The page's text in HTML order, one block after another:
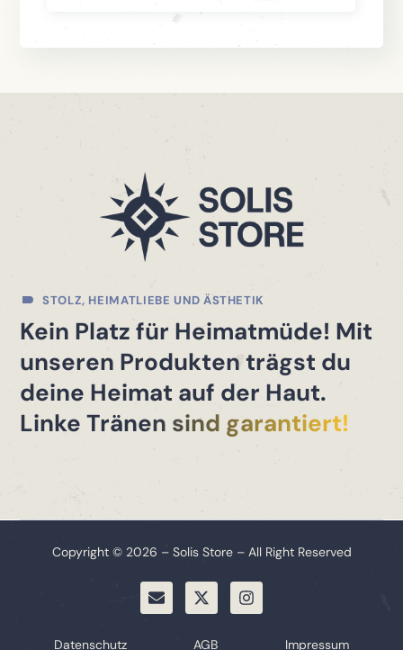
STOLZ, HEIMATLIEBE UND ÄSTHETIK
Kein Platz für Heimatmüde! Mit
unseren Produkten trägst du
deine Heimat auf der Haut.
Linke Tränen sind garantiert!
Copyright © 2026 – Solis Store – All Right Reserved
Datenschutz AGB Impressum